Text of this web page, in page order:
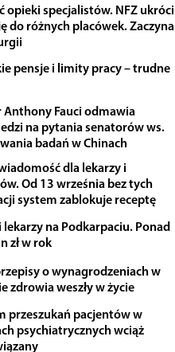
opieki specjalistów. NFZ ukróci
do różnych placówek. Zaczyna
pensje i limity pracy – trudne
Anthony Fauci odmawia
na pytania senatorów ws.
badań w Chinach
dla lekarzy i
Od 13 września bez tych
system zablokuje receptę
na Podkarpaciu. Ponad
zł w rok
o wynagrodzeniach w
zdrowia weszły w życie
przeszukań pacjentów w
psychiatrycznych wciąż